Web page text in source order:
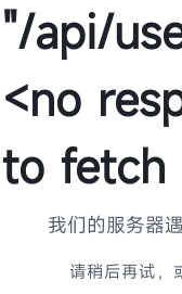
"/api/
<no
to fetch
我们的服务器
请稍后再试，